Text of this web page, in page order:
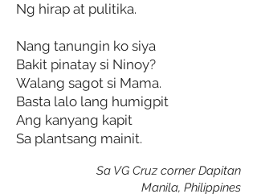
Ng hirap at pulitika.
Nang tanungin ko siya
Bakit pinatay si Ninoy?
Walang sagot si Mama.
Basta lalo lang humigpit
Ang kanyang kapit
Sa plantsang mainit.
Sa VG Cruz corner Dapitan
Manila, Philippines